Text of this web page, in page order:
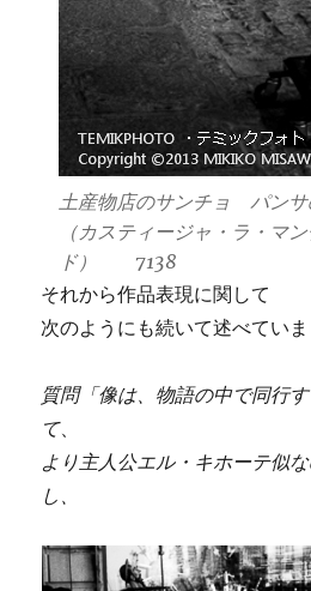
土産物店のサンチョ パン
（カスティージャ・ラ・マ
ド） 7138
それから作品表現に関して
次のようにも続いて述べていま
質問「像は、物語の中で同行
て、
より主人公エル・キホーテ似
し、